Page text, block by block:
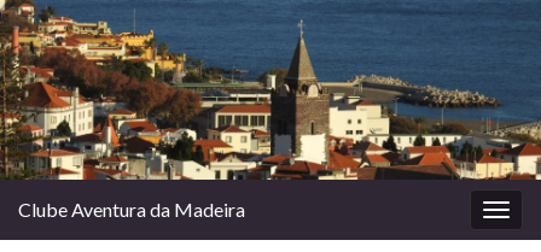
Clube Aventura da Madeira